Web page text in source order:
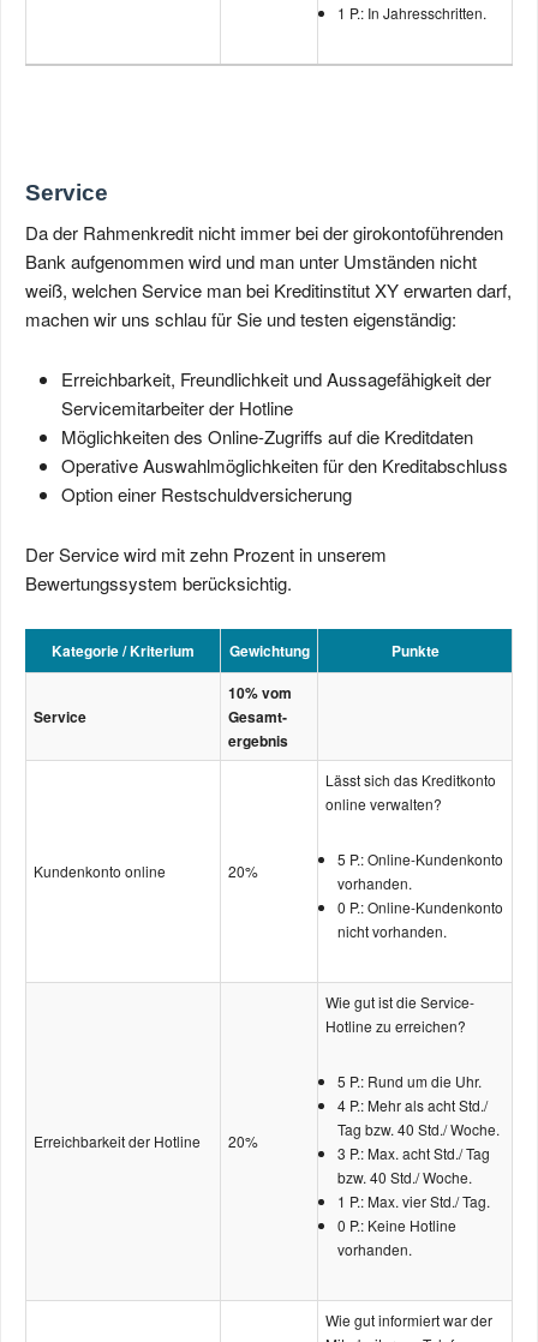
1 P.: In Jahres­schritten.
Service
Da der Rahmenkredit nicht immer bei der girokontoführenden
Bank aufgenommen wird und man unter Umständen nicht
weiß, welchen Service man bei Kreditinstitut XY erwarten darf,
machen wir uns schlau für Sie und testen eigenständig:
Erreichbarkeit, Freundlichkeit und Aussagefähigkeit der
Servicemitarbeiter der Hotline
Möglichkeiten des Online-Zugriffs auf die Kreditdaten
Operative Auswahlmöglichkeiten für den Kreditabschluss
Option einer Restschuldversicherung
Der Service wird mit zehn Prozent in unserem
Bewertungssystem berücksichtig.
Kategorie / Kriterium Gewichtung Punkte
Service
10% vom
Gesamt­
ergebnis
Kundenkonto online 20%
Lässt sich das Kreditkonto
online verwalten?
5 P.: Online-Kundenkonto
vorhanden.
0 P.: Online-Kundenkonto
nicht vorhanden.
Erreichbarkeit der Hotline 20%
Wie gut ist die Service-
Hotline zu erreichen?
5 P.: Rund um die Uhr.
4 P.: Mehr als acht Std./
Tag bzw. 40 Std./ Woche.
3 P.: Max. acht Std./ Tag
bzw. 40 Std./ Woche.
1 P.: Max. vier Std./ Tag.
0 P.: Keine Hotline
vorhanden.
Wie gut informiert war der